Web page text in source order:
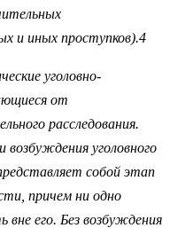
и иных проступков).4
уголовно-
от
расследования.
уголовного
собой этап
причем ни одно
вне его. Без возбуждения